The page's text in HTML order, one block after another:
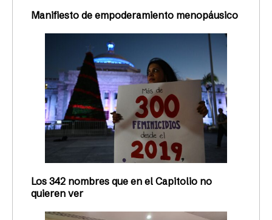
Manifiesto de empoderamiento menopáusico
Los 342 nombres que en el Capitolio no
quieren ver